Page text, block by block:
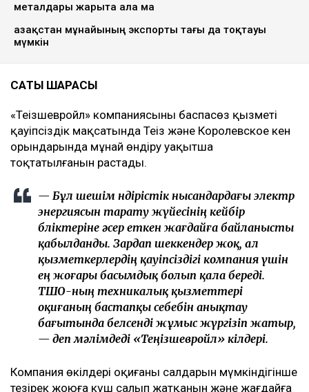
Қазақстандағы ең ірі кен орындарының бірі — Теңізде
тоқтатылды, деп хабарлайды
ТАҒЫ ДА ОҚЫҢЫЗДАР
АҚШ Украинаны Қазақстан мұнайын тасымалдайтын
танкерлерге соққы жасамауға көндірді - Bloomberg
Мұнайдан байымаған Қазақстанды сирек жер
металдары жарыта ала ма
Қазақстан мұнайының экспорты тағы да тоқтауы
мүмкін
САҚТЫҚ ШАРАСЫ
«Теңізшевройл» компаниясының баспасөз қызметі
қауіпсіздік мақсатында Теңіз және Королевское кен
орындарында мұнай өндіру уақытша
— Бұл шешім өндірістік нысандардағы электр